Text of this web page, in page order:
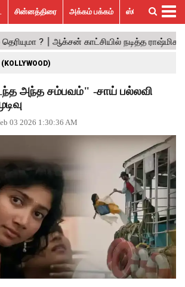
சின்னத்திரை அக்கம் பக்கம் ஸ்பெஷல் ஸ்டோரீஸ்
அந்த சம்பவம்" -சாய் பல்லவி
03 2026 1:30:36 AM